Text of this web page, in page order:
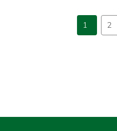
1 2